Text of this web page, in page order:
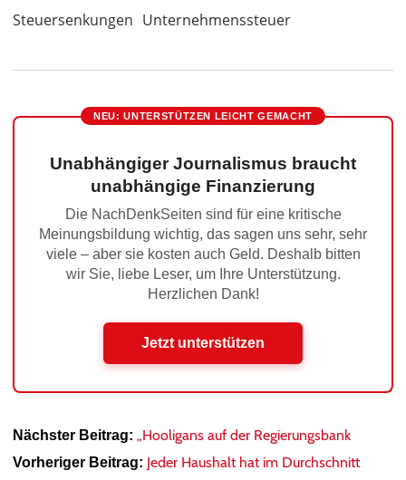
Steuersenkungen Unternehmenssteuer
NEU: UNTERSTÜTZEN LEICHT GEMACHT
Unabhängiger Journalismus braucht
unabhängige Finanzierung
Die NachDenkSeiten sind für eine kritische
Meinungsbildung wichtig, das sagen uns sehr, sehr
viele – aber sie kosten auch Geld. Deshalb bitten
wir Sie, liebe Leser, um Ihre Unterstützung.
Herzlichen Dank!
Jetzt unterstützen
Nächster Beitrag: „Hooligans auf der Regierungsbank
Vorheriger Beitrag: Jeder Haushalt hat im Durchschnitt